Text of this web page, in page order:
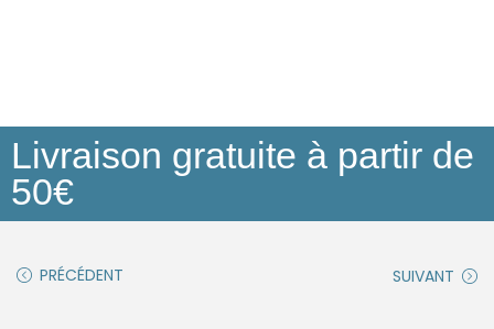
Livraison gratuite à partir de
50€
PRÉCÉDENT SUIVANT